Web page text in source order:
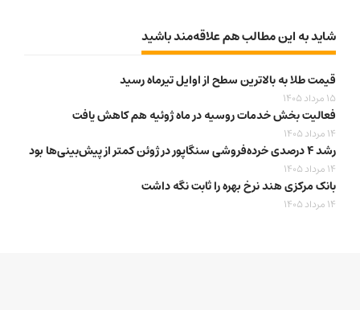
شاید به این مطالب هم علاقه‌مند باشید
قیمت طلا به بالاترین سطح از اوایل تیرماه رسید
15 مرداد 1405
فعالیت بخش خدمات روسیه در ماه ژوئیه هم کاهش یافت
14 مرداد 1405
رشد ۴ درصدی خرده‌فروشی سنگاپور در ژوئن کمتر از پیش‌بینی‌ها بود
14 مرداد 1405
بانک مرکزی هند نرخ بهره را ثابت نگه داشت
14 مرداد 1405